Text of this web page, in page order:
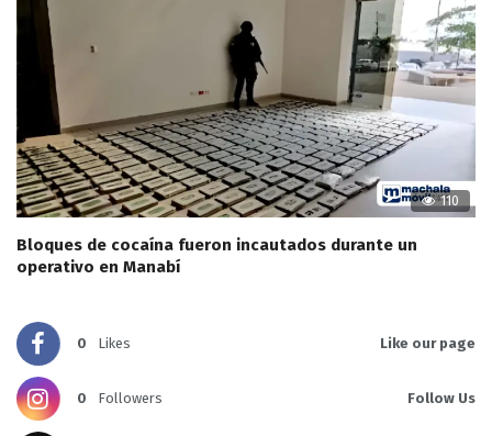
110
Bloques de cocaína fueron incautados durante un
operativo en Manabí
0 Likes Like our page
0 Followers Follow Us